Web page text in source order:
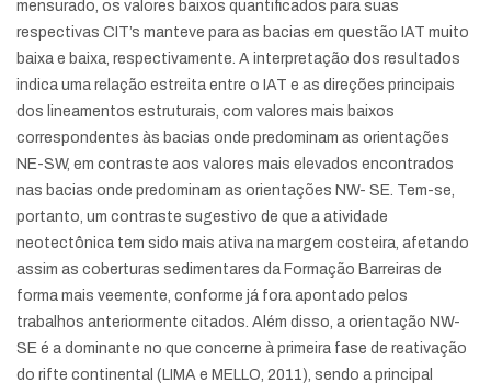
mensurado, os valores baixos quantificados para suas
respectivas CIT’s manteve para as bacias em questão IAT muito
baixa e baixa, respectivamente. A interpretação dos resultados
indica uma relação estreita entre o IAT e as direções principais
dos lineamentos estruturais, com valores mais baixos
correspondentes às bacias onde predominam as orientações
NE-SW, em contraste aos valores mais elevados encontrados
nas bacias onde predominam as orientações NW- SE. Tem-se,
portanto, um contraste sugestivo de que a atividade
neotectônica tem sido mais ativa na margem costeira, afetando
assim as coberturas sedimentares da Formação Barreiras de
forma mais veemente, conforme já fora apontado pelos
trabalhos anteriormente citados. Além disso, a orientação NW-
SE é a dominante no que concerne à primeira fase de reativação
do rifte continental (LIMA e MELLO, 2011), sendo a principal